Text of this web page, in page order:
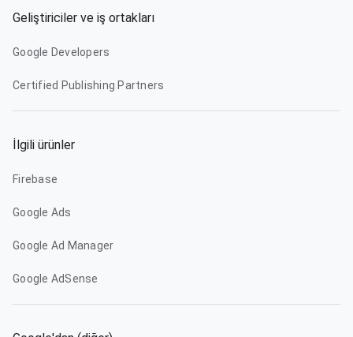
Geliştiriciler ve iş ortakları
Google Developers
Certified Publishing Partners
İlgili ürünler
Firebase
Google Ads
Google Ad Manager
Google AdSense